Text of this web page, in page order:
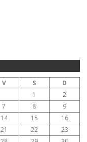
V S
D
1
2
7 8
9
14 15
16
21 22
23